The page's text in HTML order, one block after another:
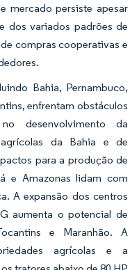
mercado persiste apesar
dos variados padrões de
compras cooperativas e
Bahia, Pernambuco,
enfrentam obstáculos
desenvolvimento da
da Bahia e de
para a produção de
e Amazonas lidam com
A expansão dos centros
aumenta o potencial de
e Maranhão. A
agrícolas e a